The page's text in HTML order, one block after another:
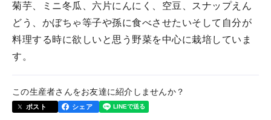
菊芋、ミニ冬瓜、六片にんにく、空豆、スナップえん
どう、かぼちゃ等子や孫に食べさせたいそして自分が
料理する時に欲しいと思う野菜を中心に栽培していま
す。
この生産者さんをお友達に紹介しませんか？
ポスト シェア